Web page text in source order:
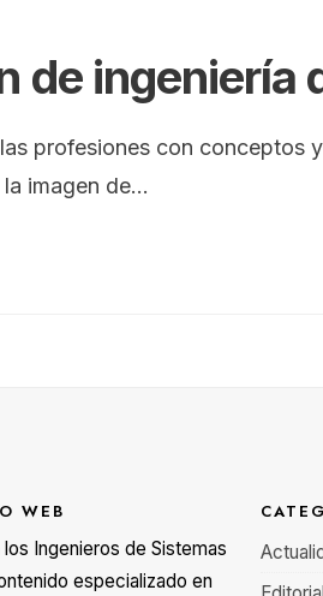
de ingeniería
profesiones con conceptos
imagen de...
WEB
Ingenieros de Sistemas
especializado en